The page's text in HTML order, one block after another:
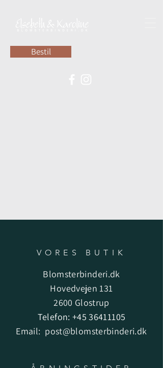
Bestil
VORES BUTIK
Blomsterbinderi.dk
Hovedvejen 131
2600 Glostrup
Telefon: +45 36411105
Email: post@blomsterbinderi.dk